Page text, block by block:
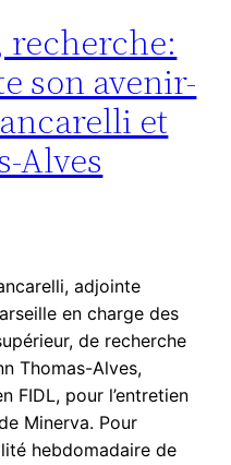
recherche:
son avenir-
et
Alves
adjointe
en charge des
de recherche
Thomas-Alves,
FIDL, pour l’entretien
Minerva. Pour
hebdomadaire de